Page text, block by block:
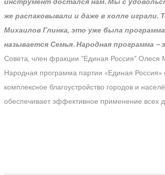
же распаковывали и даже в холле
Михаилов Глинка, это уже была
называется Семья. Народная программа
Совета, член фракции "Единая Россия" Олеся
Народная программа партии «Единая
комплексное благоустройство городов и
обеспечивает эффективное применение всех